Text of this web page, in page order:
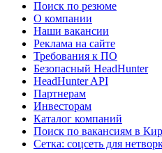
Поиск по резюме
О компании
Наши вакансии
Реклама на сайте
Требования к ПО
Безопасный HeadHunter
HeadHunter API
Партнерам
Инвесторам
Каталог компаний
Поиск по вакансиям в
Сетка: соцсеть для